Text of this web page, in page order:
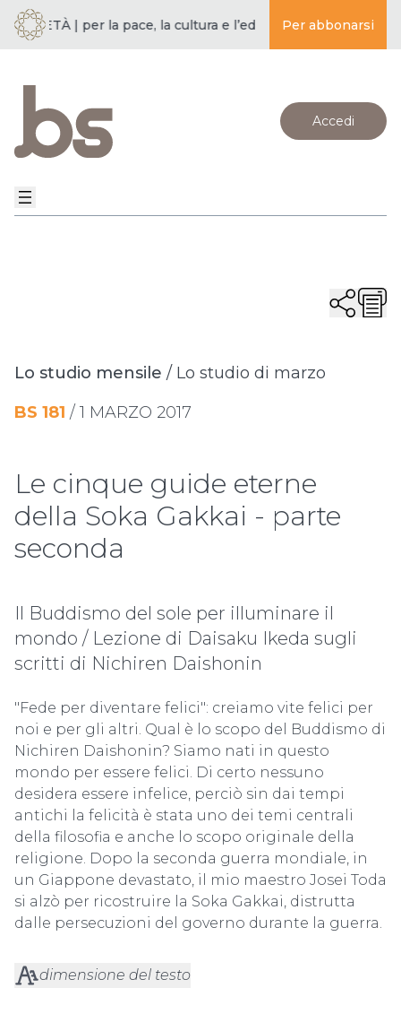
| per la pace, la cultura e l’educazione ·BUDDISMO
Per abbonarsi
Accedi
Lo studio mensile / Lo studio di marzo
BS 181 / 1 MARZO 2017
Le cinque guide eterne
della Soka Gakkai - parte
seconda
Il Buddismo del sole per illuminare il
mondo / Lezione di Daisaku Ikeda sugli
scritti di Nichiren Daishonin
"Fede per diventare felici": creiamo vite felici per
noi e per gli altri. Qual è lo scopo del Buddismo di
Nichiren Daishonin? Siamo nati in questo
mondo per essere felici. Di certo nessuno
desidera essere infelice, perciò sin dai tempi
antichi la felicità è stata uno dei temi centrali
della filosofia e anche lo scopo originale della
religione. Dopo la seconda guerra mondiale, in
un Giappone devastato, il mio maestro Josei Toda
si alzò per ricostruire la Soka Gakkai, distrutta
dalle persecuzioni del governo durante la guerra.
dimensione del testo